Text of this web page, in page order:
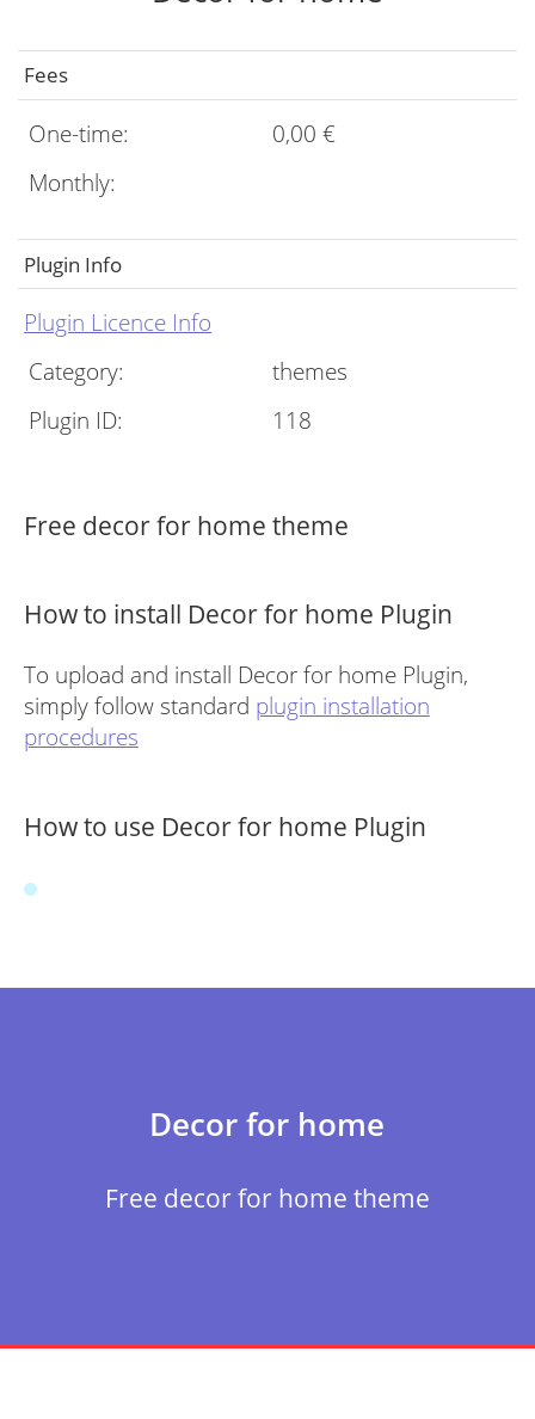
Fees
One-time:
0,00 €
Monthly:
Plugin Info
Plugin Licence Info
Category:
themes
Plugin ID:
118
Free decor for home theme
How to install Decor for home Plugin
To upload and install Decor for home Plugin,
simply follow standard plugin installation
procedures
How to use Decor for home Plugin
Decor for home
Free decor for home theme